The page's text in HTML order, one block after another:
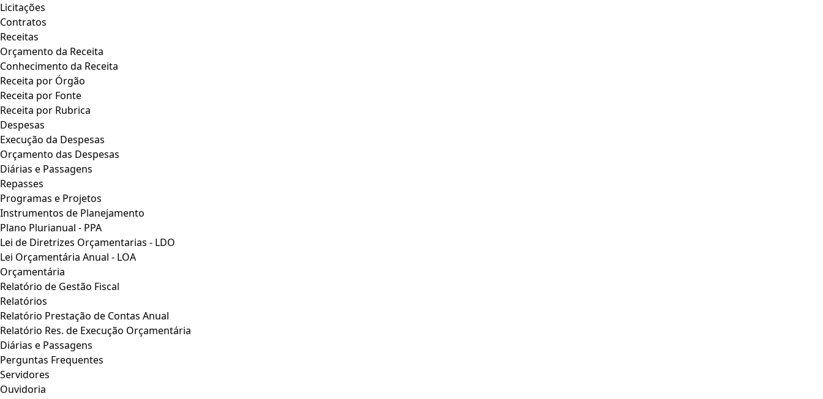
Licitações
Contratos
Receitas
Orçamento da Receita
Conhecimento da Receita
Receita por Órgão
Receita por Fonte
Receita por Rubrica
Despesas
Execução da Despesas
Orçamento das Despesas
Diárias e Passagens
Repasses
Programas e Projetos
Instrumentos de Planejamento
Plano Plurianual - PPA
Lei de Diretrizes Orçamentarias - LDO
Lei Orçamentária Anual - LOA
Orçamentária
Relatório de Gestão Fiscal
Relatórios
Relatório Prestação de Contas Anual
Relatório Res. de Execução Orçamentária
Diárias e Passagens
Perguntas Frequentes
Servidores
Ouvidoria